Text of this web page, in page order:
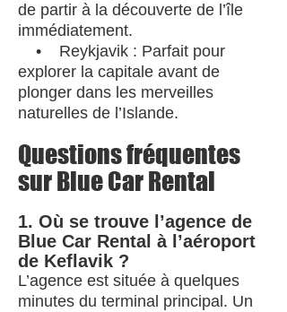
de partir à la découverte de l’île
immédiatement.
• Reykjavik : Parfait pour
explorer la capitale avant de
plonger dans les merveilles
naturelles de l’Islande.
Questions fréquentes
sur Blue Car Rental
1. Où se trouve l’agence de
Blue Car Rental à l’aéroport
de Keflavik ?
L’agence est située à quelques
minutes du terminal principal. Un